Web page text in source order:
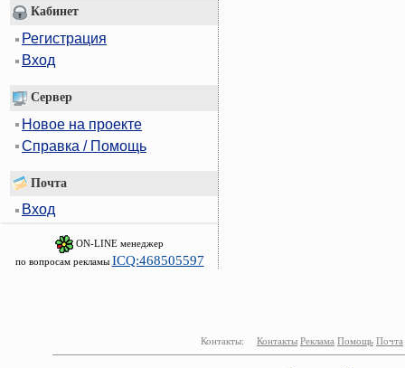
Кабинет
Регистрация
Вход
Сервер
Новое на проекте
Справка / Помощь
Почта
Вход
ON-LINE менеджер
по вопросам рекламы ICQ:468505597
Контакты: Контакты Реклама Помощь Почта